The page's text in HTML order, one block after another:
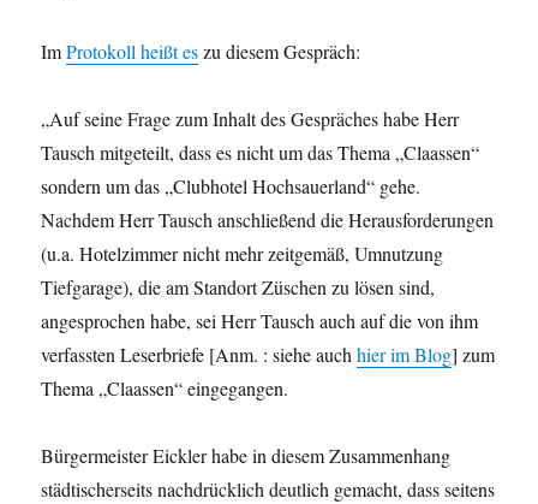
ImProtokoll heißt eszu diesem Gespräch:
„Auf seine Frage zum Inhalt des Gespräches habe Herr
Tausch mitgeteilt, dass es nicht um das Thema „Claassen“
sondern um das „Clubhotel Hochsauerland“ gehe.
Nachdem Herr Tausch anschließend die Herausforderungen
(u.a. Hotelzimmer nicht mehr zeitgemäß, Umnutzung
Tiefgarage), die am Standort Züschen zu lösen sind,
angesprochen habe, sei Herr Tausch auch auf die von ihm
verfassten Leserbriefe [Anm. : siehe auchhier im Blog] zum
Thema „Claassen“ eingegangen.
Bürgermeister Eickler habe in diesem Zusammenhang
städtischerseits nachdrücklich deutlich gemacht, dass seitens